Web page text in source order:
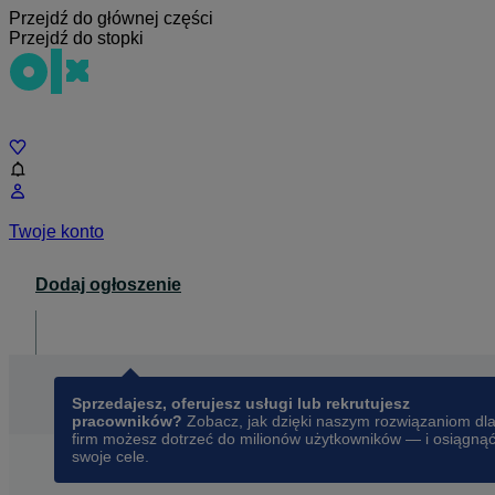
Przejdź do głównej części
Przejdź do stopki
Twoje konto
Dodaj ogłoszenie
Sprzedajesz, oferujesz usługi lub rekrutujesz
pracowników? Zobacz, jak dzięki naszym rozwiązaniom dla
firm możesz dotrzeć do milionów użytkowników — i osiągnąć
swoje cele.